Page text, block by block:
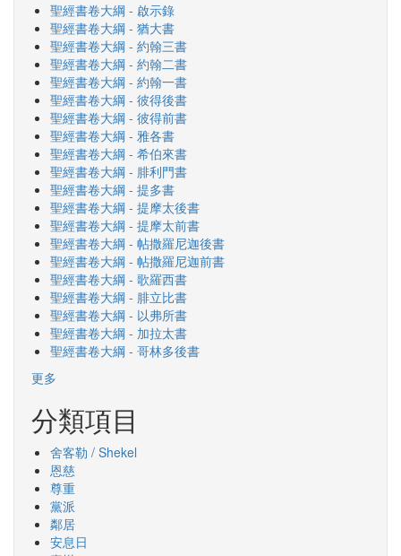
聖經書卷大綱 - 啟示錄
聖經書卷大綱 - 猶大書
聖經書卷大綱 - 約翰三書
聖經書卷大綱 - 約翰二書
聖經書卷大綱 - 約翰一書
聖經書卷大綱 - 彼得後書
聖經書卷大綱 - 彼得前書
聖經書卷大綱 - 雅各書
聖經書卷大綱 - 希伯來書
聖經書卷大綱 - 腓利門書
聖經書卷大綱 - 提多書
聖經書卷大綱 - 提摩太後書
聖經書卷大綱 - 提摩太前書
聖經書卷大綱 - 帖撒羅尼迦後書
聖經書卷大綱 - 帖撒羅尼迦前書
聖經書卷大綱 - 歌羅西書
聖經書卷大綱 - 腓立比書
聖經書卷大綱 - 以弗所書
聖經書卷大綱 - 加拉太書
聖經書卷大綱 - 哥林多後書
更多
分類項目
舍客勒 / Shekel
恩慈
尊重
黨派
鄰居
安息日